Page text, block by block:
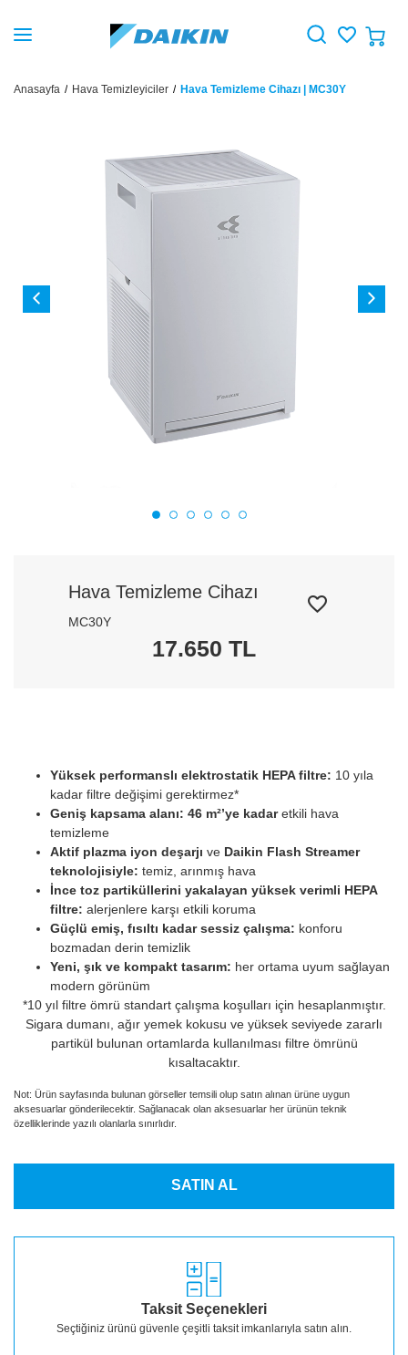
Anasayfa Hava Temizleyiciler Hava Temizleme Cihazı | MC30Y
Hava Temizleme Cihazı
MC30Y
17.650 TL
Yüksek performanslı elektrostatik HEPA filtre: 10 yıla
kadar filtre değişimi gerektirmez*
Geniş kapsama alanı: 46 m²’ye kadaretkili hava
temizleme
Aktif plazma iyon deşarjı ve Daikin Flash Streamer
teknolojisiyle: temiz, arınmış hava
İnce toz partiküllerini yakalayan yüksek verimli HEPA
filtre: alerjenlere karşı etkili koruma
Güçlü emiş, fısıltı kadar sessiz çalışma: konforu
bozmadan derin temizlik
Yeni, şık ve kompakt tasarım: her ortama uyum sağlayan
modern görünüm
*10 yıl filtre ömrü standart çalışma koşulları için hesaplanmıştır.
Sigara dumanı, ağır yemek kokusu ve yüksek seviyede zararlı
partikül bulunan ortamlarda kullanılması filtre ömrünü
kısaltacaktır.
Not: Ürün sayfasında bulunan görseller temsili olup satın alınan ürüne uygun
aksesuarlar gönderilecektir. Sağlanacak olan aksesuarlar her ürünün teknik
özelliklerinde yazılı olanlarla sınırlıdır.
SATIN AL
Taksit Seçenekleri
Seçtiğiniz ürünü güvenle çeşitli taksit imkanlarıyla satın alın.